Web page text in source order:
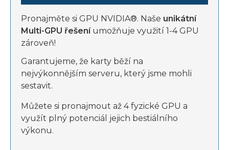
Pronajměte si GPU NVIDIA®. Naše unikátní
Multi-GPU řešeníumožňuje využití 1-4 GPU
zároveň!
Garantujeme, že karty běží na
nejvýkonnějším serveru, který jsme mohli
sestavit.
Můžete si pronajmout až 4 fyzické GPU a
využít plný potenciál jejich bestiálního
výkonu.